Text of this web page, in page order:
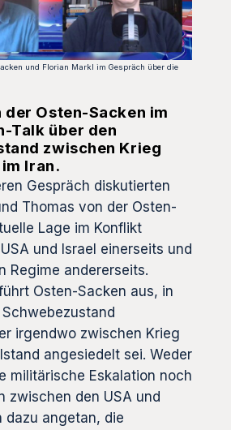
und Florian Markl im Gespräch über die
der Osten-Sacken im
Talk über den
zwischen Krieg
Iran.
Gespräch diskutierten
Thomas von der Osten-
Lage im Konflikt
und Israel einerseits und
Regime andererseits.
Osten-Sacken aus, in
irgendwo zwischen Krieg
angesiedelt sei. Weder
militärische Eskalation noch
zwischen den USA und
dazu angetan, die